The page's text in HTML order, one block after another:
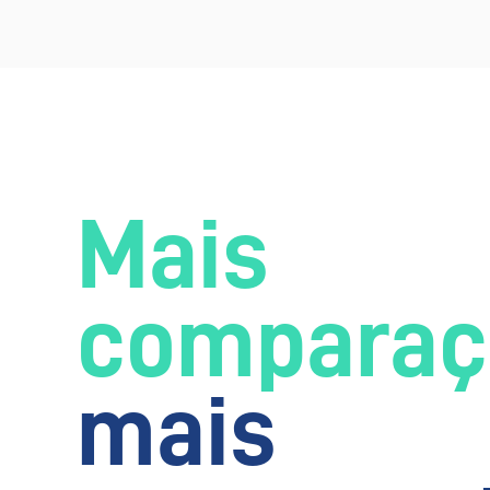
Mais
mais